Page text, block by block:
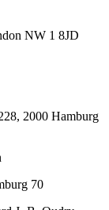
NW 1 8JD
2000 Hamburg
70